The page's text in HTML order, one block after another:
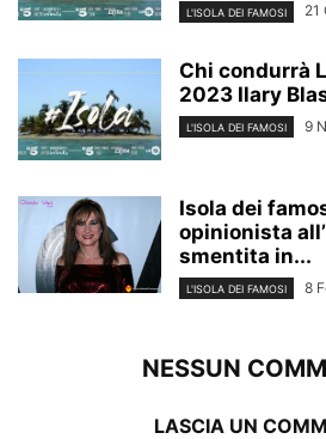
L'ISOLA DEI FAMOSI 21
Chi condurrà
2023 Ilary
L'ISOLA DEI FAMOSI 9
Isola dei
opinionista
smentita in...
L'ISOLA DEI FAMOSI 8
NESSUN
LASCIA UN